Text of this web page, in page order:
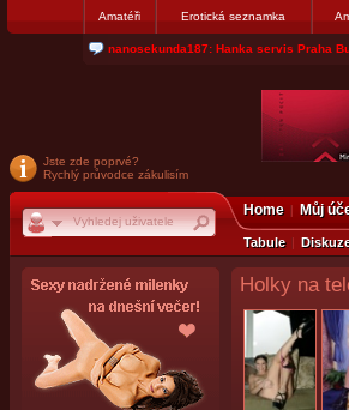
Amatéři Erotická seznamka
jjoseff: Najde se par, ktery nekdy
Jste zde poprvé?
Rychlý průvodce zákulisím
Home Můj
Tabule
Holky na